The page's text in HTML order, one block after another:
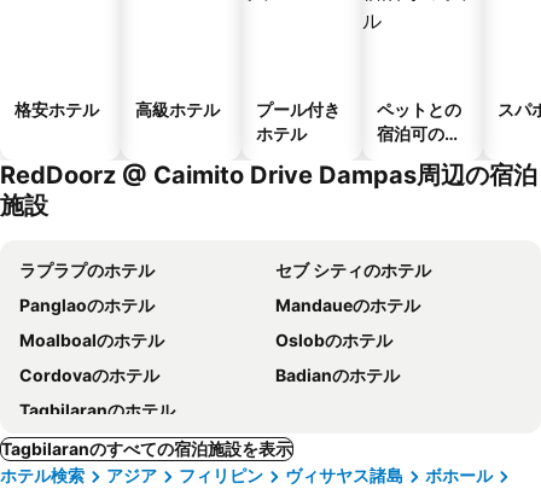
格安ホテル 高級ホテル
プール付き
ホテル
ペットとの
宿泊可のホ
スパ
RedDoorz @ Caimito Drive Dampas周辺の宿泊
施設
ラプラプのホテル
セブ シティのホテル
Panglaoのホテル
Mandaueのホテル
Moalboalのホテル
Oslobのホテル
Cordovaのホテル
Badianのホテル
Tagbilaranのホテル
Tagbilaranのすべての宿泊施設を表示
ホテル検索
アジア フィリピン ヴィサヤス諸島
ボホール